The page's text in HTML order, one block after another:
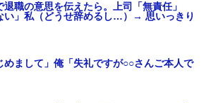
職の意思を伝えたら。上司「無責任」
い」私（どうせ辞めるし…）→ 思いっきり
めまして」俺「失礼ですが○○さんご本人で